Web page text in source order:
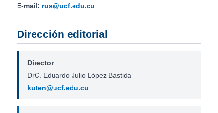
E-mail: rus@ucf.edu.cu
Dirección editorial
Director
DrC. Eduardo Julio López Bastida
kuten@ucf.edu.cu